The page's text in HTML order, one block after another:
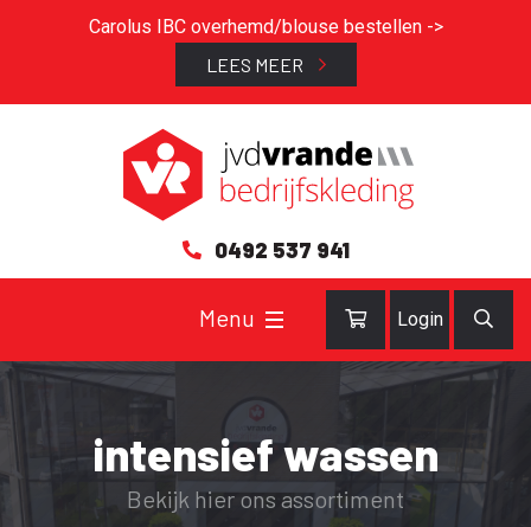
Carolus IBC overhemd/blouse bestellen ->
LEES MEER
0492 537 941
Login
intensief wassen
Bekijk hier ons assortiment